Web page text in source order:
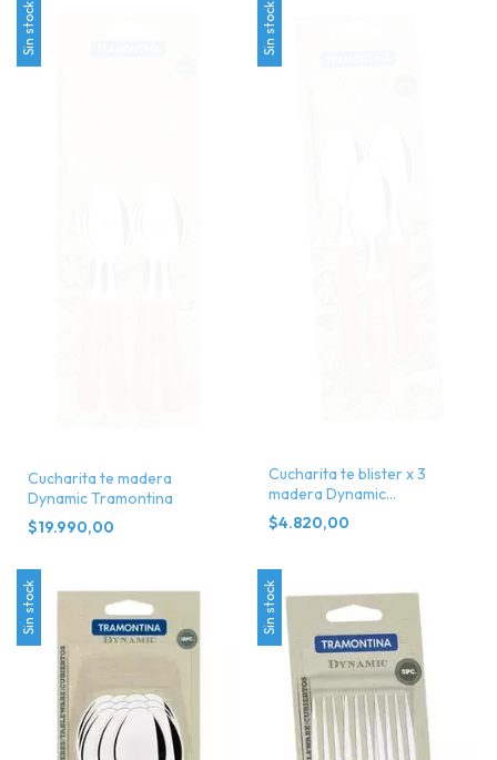
Sin stock
Cucharita te madera
Dynamic Tramontina
$19.990,00
Sin stock
Cucharita te blister x 3
madera Dynamic
Tramontina
$4.820,00
Sin stock Sin stock